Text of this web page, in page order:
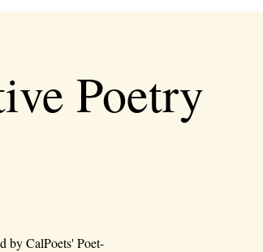
Poetry
by CalPoets' Poet-